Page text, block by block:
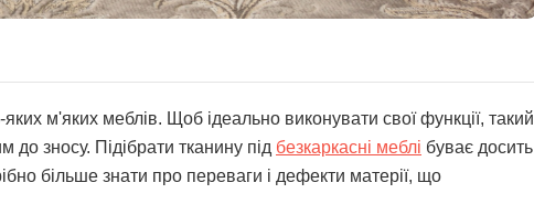
м'яких меблів. Щоб ідеально виконувати свої функції, такий
до зносу. Підібрати тканину під безкаркасні меблі буває досить
більше знати про переваги і дефекти матерії, що